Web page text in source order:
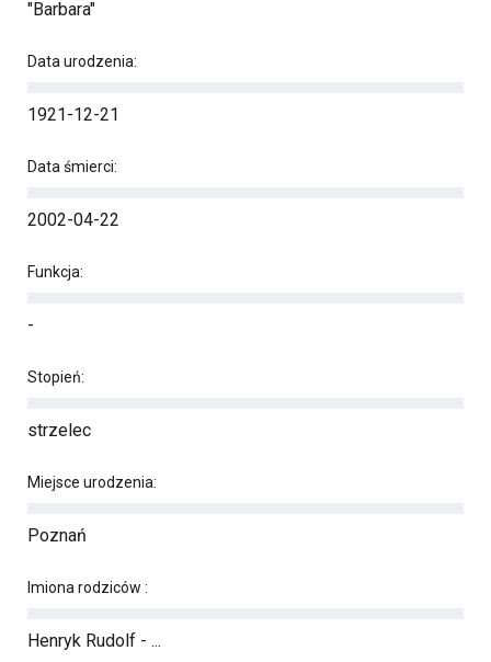
"Barbara"
Data urodzenia:
1921-12-21
Data śmierci:
2002-04-22
Funkcja:
-
Stopień:
strzelec
Miejsce urodzenia:
Poznań
Imiona rodziców :
Henryk Rudolf - ...